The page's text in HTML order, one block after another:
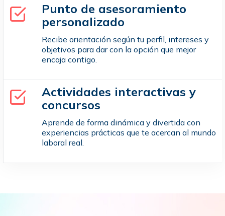
Punto de asesoramiento
personalizado
Recibe orientación según tu perfil, intereses y
objetivos para dar con la opción que mejor
encaja contigo.
Actividades interactivas y
concursos
Aprende de forma dinámica y divertida con
experiencias prácticas que te acercan al mundo
laboral real.